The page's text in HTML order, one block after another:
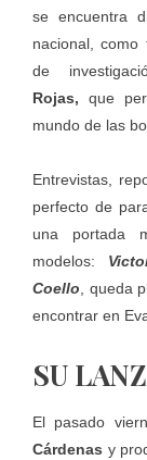
se encuentra
nacional,
de
Rojas, que
mundo de las
Entrevistas,
perfecto de
una portada
modelos:
Coello, queda
encontrar en
SU
El pasado
Cárdenas y